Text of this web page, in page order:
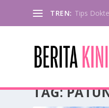
TREN: Tips
TAG: